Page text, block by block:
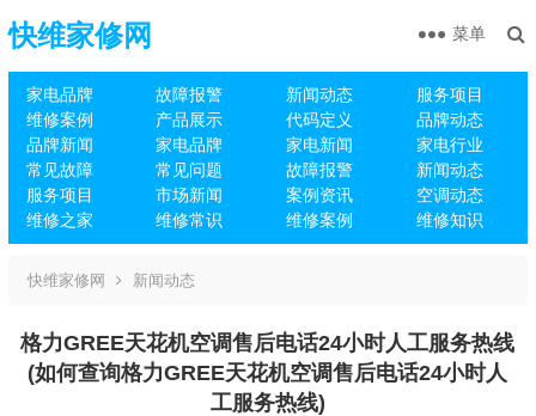
快维家修网
家电品牌 故障报警 新闻动态
服务项目
维修案例
产品展示 代码定义
品牌动态
品牌新闻
家电品牌 家电新闻
家电行业
常见故障
常见问题 故障报警
新闻动态
服务项目
市场新闻 案例资讯
空调动态
维修之家
维修常识 维修案例 维修知识
菜单
快维家修网 新闻动态
格力GREE天花机空调售后电话24小时人工服务热线
(如何查询格力GREE天花机空调售后电话24小时人
工服务热线)